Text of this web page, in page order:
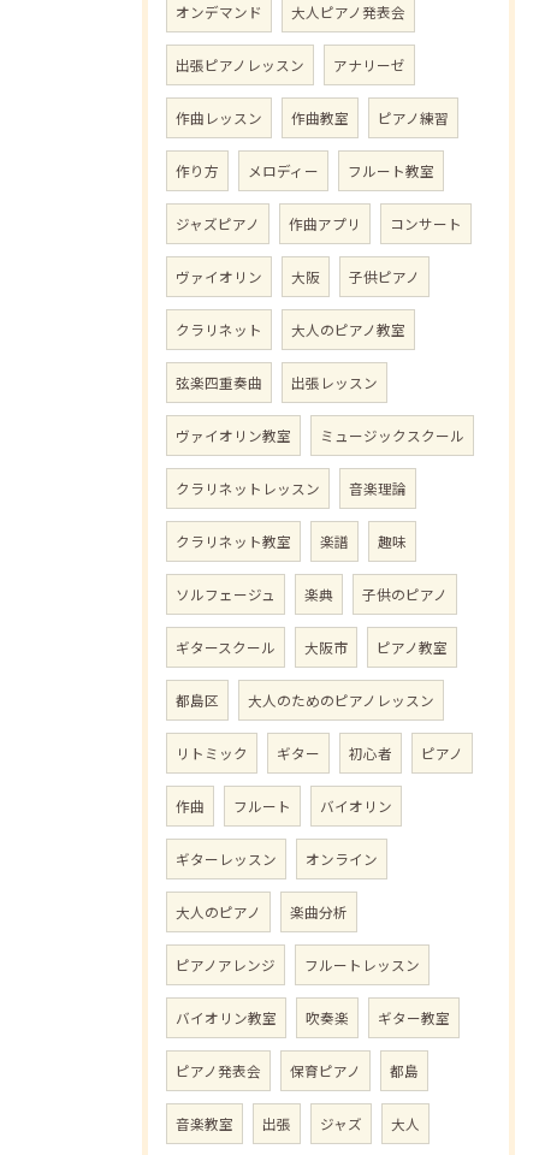
オンデマンド 大人ピアノ発表会
出張ピアノレッスン アナリーゼ
作曲レッスン 作曲教室 ピアノ練習
作り方 メロディー フルート教室
ジャズピアノ 作曲アプリ コンサート
ヴァイオリン 大阪 子供ピアノ
クラリネット 大人のピアノ教室
弦楽四重奏曲 出張レッスン
ヴァイオリン教室 ミュージックスクール
クラリネットレッスン 音楽理論
クラリネット教室 楽譜 趣味
ソルフェージュ 楽典 子供のピアノ
ギタースクール 大阪市 ピアノ教室
都島区 大人のためのピアノレッスン
リトミック ギター 初心者 ピアノ
作曲 フルート バイオリン
ギターレッスン オンライン
大人のピアノ 楽曲分析
ピアノアレンジ フルートレッスン
バイオリン教室 吹奏楽 ギター教室
ピアノ発表会 保育ピアノ 都島
音楽教室 出張 ジャズ 大人